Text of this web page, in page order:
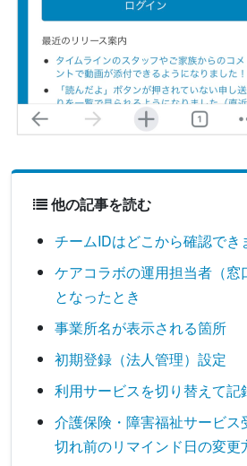
他の記事を読む
チームIDはどこから確認でき
ケアコラボの運用担当者（窓
となったとき
事業所名が表示される箇所
初期登録（法人管理）設定
利用サービスを切り替えて記
介護保険・障害福祉サービス
切れ前のリマインド日の変更